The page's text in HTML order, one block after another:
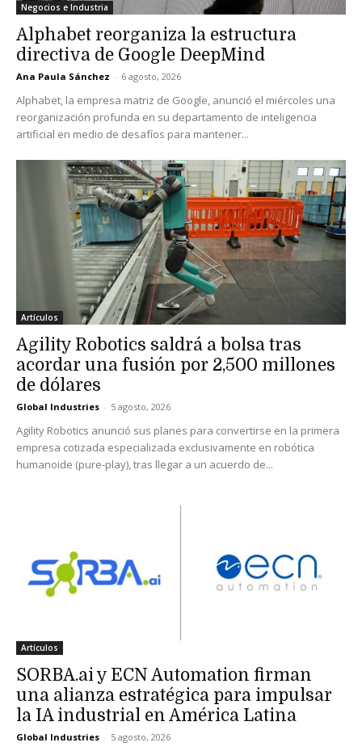
Negocios e Industria
Alphabet reorganiza la estructura
directiva de Google DeepMind
Ana Paula Sánchez - 6 agosto, 2026
Alphabet, la empresa matriz de Google, anunció el miércoles una
reorganización profunda en su departamento de inteligencia
artificial en medio de desafíos para mantener...
Artículos
Agility Robotics saldrá a bolsa tras
acordar una fusión por 2,500 millones
de dólares
Global Industries - 5 agosto, 2026
Agility Robotics anunció sus planes para convertirse en la primera
empresa cotizada especializada exclusivamente en robótica
humanoide (pure-play), tras llegar a un acuerdo de...
Artículos
SORBA.ai y ECN Automation firman
una alianza estratégica para impulsar
la IA industrial en América Latina
Global Industries - 5 agosto, 2026